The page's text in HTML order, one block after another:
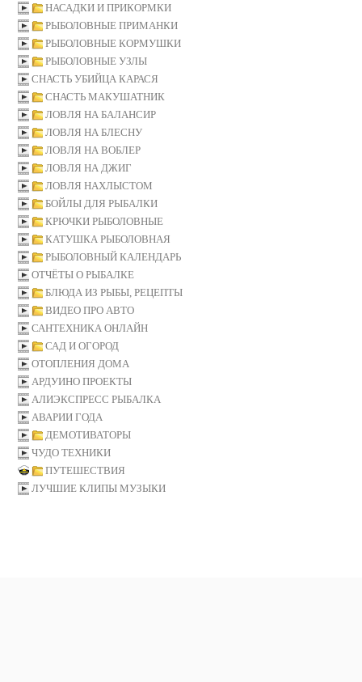
НАСАДКИ И ПРИКОРМКИ
РЫБОЛОВНЫЕ ПРИМАНКИ
РЫБОЛОВНЫЕ КОРМУШКИ
РЫБОЛОВНЫЕ УЗЛЫ
СНАСТЬ УБИЙЦА КАРАСЯ
СНАСТЬ МАКУШАТНИК
ЛОВЛЯ НА БАЛАНСИР
ЛОВЛЯ НА БЛЕСНУ
ЛОВЛЯ НА ВОБЛЕР
ЛОВЛЯ НА ДЖИГ
ЛОВЛЯ НАХЛЫСТОМ
БОЙЛЫ ДЛЯ РЫБАЛКИ
КРЮЧКИ РЫБОЛОВНЫЕ
КАТУШКА РЫБОЛОВНАЯ
РЫБОЛОВНЫЙ КАЛЕНДАРЬ
ОТЧЁТЫ О РЫБАЛКЕ
БЛЮДА ИЗ РЫБЫ, РЕЦЕПТЫ
ВИДЕО ПРО АВТО
САНТЕХНИКА ОНЛАЙН
САД И ОГОРОД
ОТОПЛЕНИЯ ДОМА
АРДУИНО ПРОЕКТЫ
АЛИЭКСПРЕСС РЫБАЛКА
АВАРИИ ГОДА
ДЕМОТИВАТОРЫ
ЧУДО ТЕХНИКИ
ПУТЕШЕСТВИЯ
ЛУЧШИЕ КЛИПЫ МУЗЫКИ